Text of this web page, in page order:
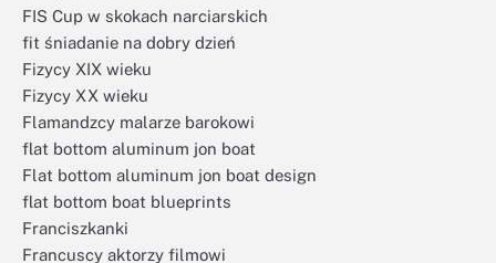
FIS Cup w skokach narciarskich
fit śniadanie na dobry dzień
Fizycy XIX wieku
Fizycy XX wieku
Flamandzcy malarze barokowi
flat bottom aluminum jon boat
Flat bottom aluminum jon boat design
flat bottom boat blueprints
Franciszkanki
Francuscy aktorzy filmowi